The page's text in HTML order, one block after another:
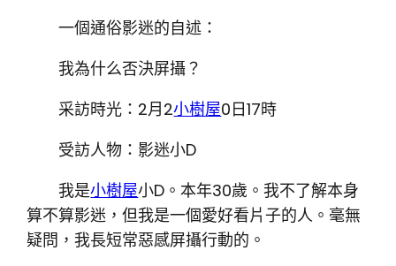
一個通俗影迷的自述：
我為什么否決屏攝？
采訪時光：2月2小樹屋0日17時
受訪人物：影迷小D
我是小樹屋小D。本年30歲。我不了解本身
算不算影迷，但我是一個愛好看片子的人。毫無
疑問，我長短常惡感屏攝行動的。